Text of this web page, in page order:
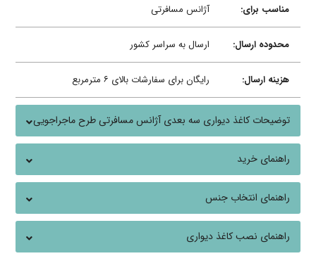
مناسب برای: آژانس مسافرتی
محدوده ارسال: ارسال به سراسر کشور
هزینه ارسال: رایگان برای سفارشات بالای ۶ مترمربع
توضیحات کاغذ دیواری سه بعدی آژانس مسافرتی طرح ماجراجویی
راهنمای خرید
راهنمای انتخاب جنس
راهنمای نصب کاغذ دیواری